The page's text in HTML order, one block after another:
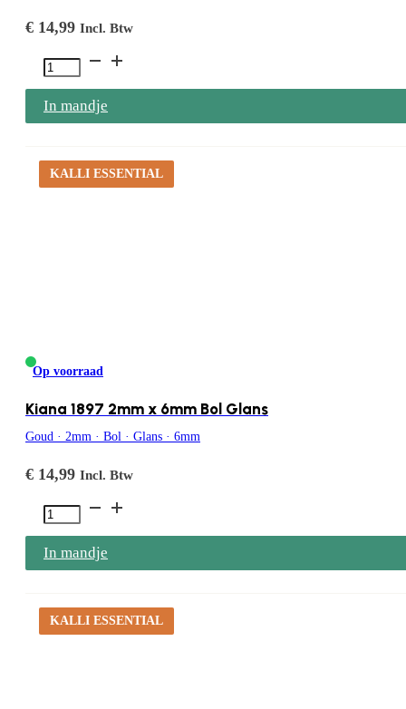
€ 14,99 Incl. Btw
1900
3mm
x
Plat
Glans
In mandje
KALLI ESSENTIAL
Op voorraad
Kiana 1897 2mm x 6mm Bol Glans
Goud · 2mm · Bol · Glans · 6mm
€ 14,99 Incl. Btw
Kiana
1897
2mm
6mm
Bol
In mandje
KALLI ESSENTIAL